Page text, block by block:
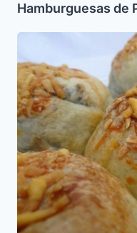
Hamburguesas de
de
Acelga
Caseros